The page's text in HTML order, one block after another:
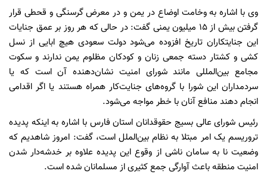
وی با اشاره به وخامت اوضاع در یمن و در معرض گرسنگی و قحطی قرار
گرفتن بیش از 15 میلیون یمنی گفت: در حالی که هر روز بر عمق جنایات
این جنایتکاران تاریخ افزوده می‌شود دولت سعودی هیچ ابایی از نسل
کشی و کشتار دسته جمعی زنان و کودکان مظلوم یمن ندارند و سکوت
مجامع بین‌المللی مانند شورای امنیت نشان‌دهنده آن است که یا
سردمداران این شورا با گروه‌های جنایت‌کار همراه هستند یا اگر اقدامی
انجام دهند منافع آنان با خطر مواجه می‌شود.
رئیس شورای عالی بسیج حقوقدانان استان فارس با اشاره به اینکه پدیده
تروریسم یک امر مبتلا به نظام بین‌الملل است، گفت: امروز شاهدیم که
وضعیت نا به سامان ناشی از وقوع این پدیده علاوه بر خدشه‌دار شدن
امنیت منطقه باعث آوارگی جمع کثیری از مسلمانان شده است.